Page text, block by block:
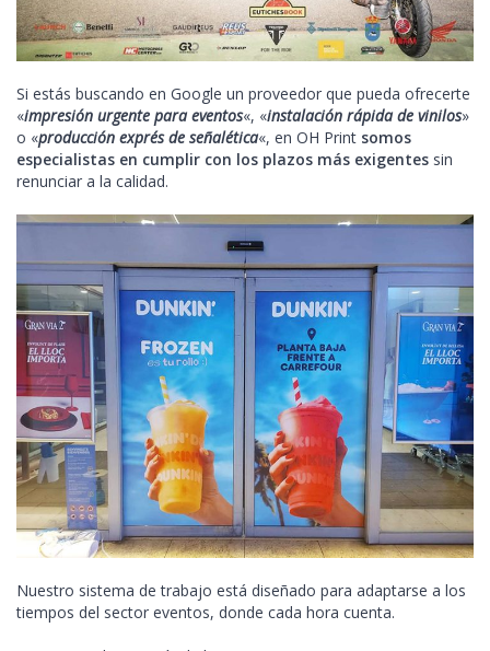
Si estás buscando en Google un proveedor que pueda ofrecerte
«impresión urgente para eventos«, «instalación rápida de vinilos»
o «producción exprés de señalética«, en OH Print somos
especialistas en cumplir con los plazos más exigentes sin
renunciar a la calidad.
Nuestro sistema de trabajo está diseñado para adaptarse a los
tiempos del sector eventos, donde cada hora cuenta.